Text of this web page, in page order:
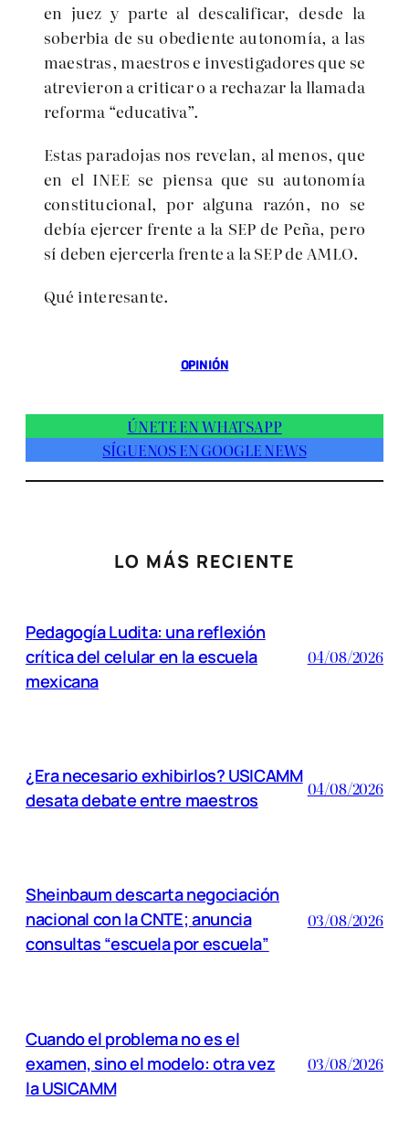
en juez y parte al descalificar, desde la
soberbia de su obediente autonomía, a las
maestras, maestros e investigadores que se
atrevieron a criticar o a rechazar la llamada
reforma “educativa”.
Estas paradojas nos revelan, al menos, que
en el INEE se piensa que su autonomía
constitucional, por alguna razón, no se
debía ejercer frente a la SEP de Peña, pero
sí deben ejercerla frente a la SEP de AMLO.
Qué interesante.
OPINIÓN
ÚNETE EN WHATSAPP
SÍGUENOS EN GOOGLE NEWS
LO MÁS RECIENTE
Pedagogía Ludita: una reflexión
crítica del celular en la escuela
mexicana
04/08/2026
¿Era necesario exhibirlos? USICAMM
desata debate entre maestros
04/08/2026
Sheinbaum descarta negociación
nacional con la CNTE; anuncia
consultas “escuela por escuela”
03/08/2026
Cuando el problema no es el
examen, sino el modelo: otra vez
la USICAMM
03/08/2026